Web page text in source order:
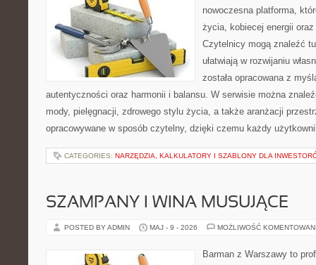
nowoczesna platforma,
życia, kobiecej energii
Czytelnicy mogą znaleźć
ułatwiają w rozwijaniu
została opracowana z
autentyczności oraz harmonii i balansu. W serwisie można
mody, pielęgnacji, zdrowego stylu życia, a także aranżacji
opracowywane w sposób czytelny, dzięki czemu każdy
CATEGORIES: NARZĘDZIA, KALKULATORY I SZABLONY DLA
SZAMPANY I WINA MUSUJĄCE
POSTED BY ADMIN MAJ - 9 - 2026 MOŻLIWOŚĆ
Barman z Warszawy to